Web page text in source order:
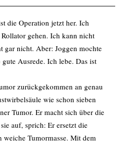
die Operation jetzt her. Ich
gehen. Ich kann nicht
gar nicht. Aber: Joggen mochte
Ausrede. Ich lebe. Das ist
zurückgekommen an genau
wie schon sieben
Tumor. Er macht sich über die
auf, sprich: Er ersetzt die
Tumormasse. Mit dem